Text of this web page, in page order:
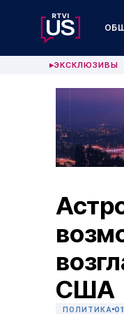
▶ЭКСКЛЮЗИВЫ
США
ПОЛИТИКА